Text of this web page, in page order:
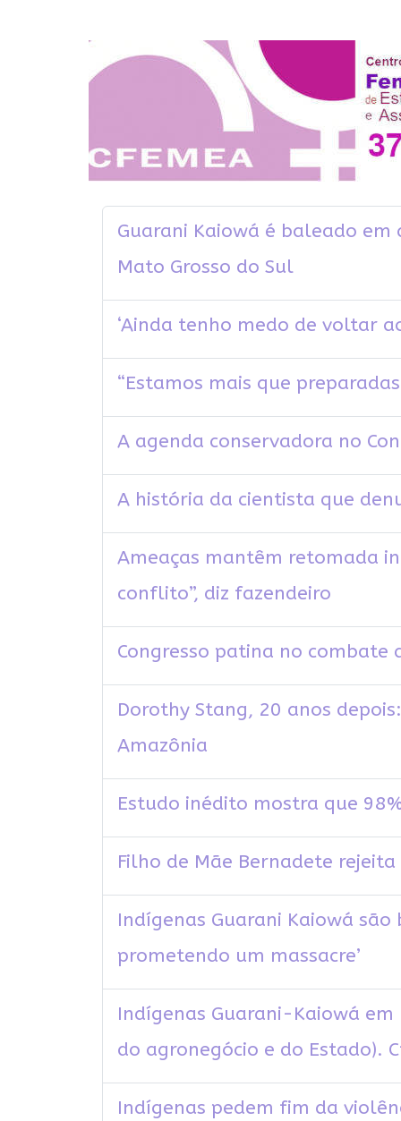
Guarani Kaiowá é baleado
Mato Grosso do Sul
‘Ainda tenho medo de voltar
“Estamos mais que
A agenda conservadora no
A história da cientista que
Ameaças mantêm retomada
conflito”, diz fazendeiro
Congresso patina no combate
Dorothy Stang, 20 anos
Amazônia
Estudo inédito mostra que
Filho de Mãe Bernadete
Indígenas Guarani Kaiowá
prometendo um massacre’
Indígenas Guarani-Kaiowá
do agronegócio e do Estado).
Indígenas pedem fim da